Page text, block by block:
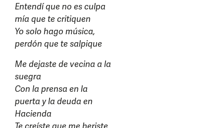
Entendí que no es culpa
mía que te critiquen
Yo solo hago música,
perdón que te salpique
Me dejaste de vecina a la
suegra
Con la prensa en la
puerta y la deuda en
Hacienda